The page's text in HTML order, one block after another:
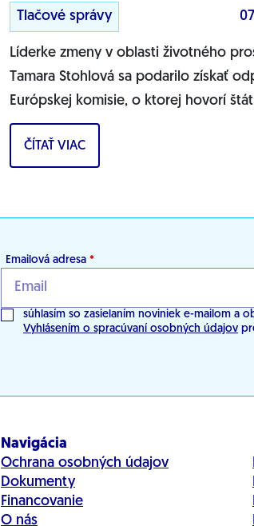
Tlačové správy
Líderke zmeny v oblasti životného
Tamara Stohlová sa podarilo získať
Európskej komisie, o ktorej hovorí
tajomník MŽP Filip Kuffa. Môžem
jednoznačne...
ČÍTAŤ VIAC
Emailová adresa *
súhlasím so zasielaním noviniek e-mailom a
Vyhlásením o spracúvaní osobných údajov
Navigácia
Ochrana osobných údajov
Dokumenty
Financovanie
O nás